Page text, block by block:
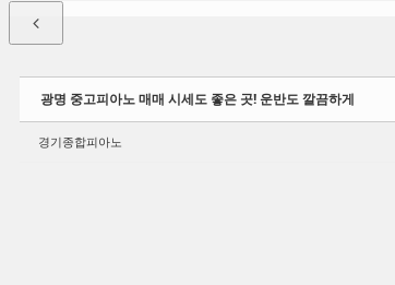
광명 중고피아노 매매 시세도 좋은 곳! 운반도 깔끔하게
경기종합피아노